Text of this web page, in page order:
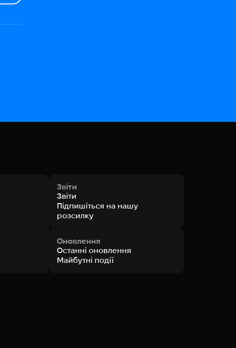
Звіти
Звіти
Підпишіться на нашу
розсилку
Оновлення
Останні оновлення
Майбутні події